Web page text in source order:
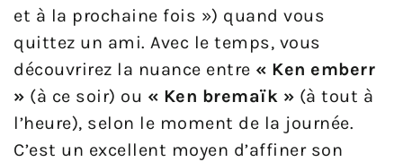
et à la prochaine fois ») quand vous
quittez un ami. Avec le temps, vous
découvrirez la nuance entre « Ken emberr
» (à ce soir) ou « Ken bremaïk » (à tout à
l’heure), selon le moment de la journée.
C’est un excellent moyen d’affiner son